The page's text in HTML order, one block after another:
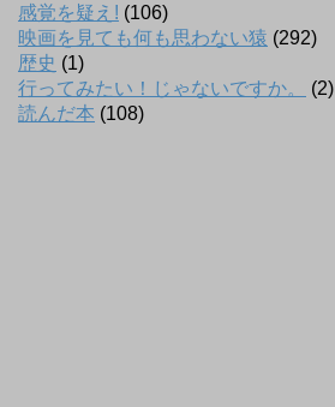
感覚を疑え! (106)
映画を見ても何も思わない猿 (292)
歴史 (1)
行ってみたい！じゃないですか。
(2)
読んだ本 (108)